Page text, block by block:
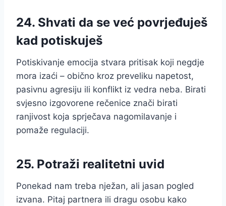
24. Shvati da se već povrjeđuješ
kad potiskuješ
Potiskivanje emocija stvara pritisak koji negdje
mora izaći – obično kroz preveliku napetost,
pasivnu agresiju ili konflikt iz vedra neba. Birati
svjesno izgovorene rečenice znači birati
ranjivost koja sprječava nagomilavanje i
pomaže regulaciji.
25. Potraži realitetni uvid
Ponekad nam treba nježan, ali jasan pogled
izvana. Pitaj partnera ili dragu osobu kako